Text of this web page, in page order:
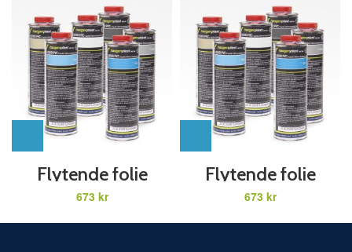
Flytende folie
kr
Flytende folie
kr